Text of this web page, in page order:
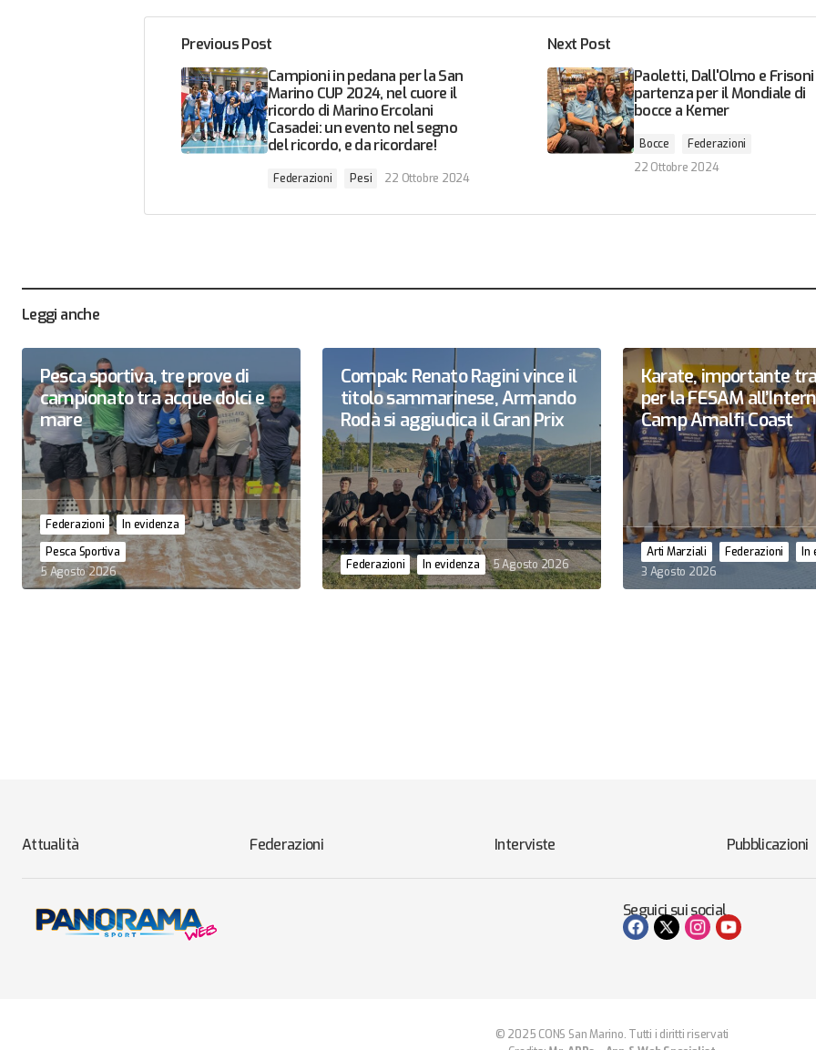
Previous Post
Campioni in pedana per la San
Marino CUP 2024, nel cuore il
ricordo di Marino Ercolani
Casadei: un evento nel segno
del ricordo, e da ricordare!
Federazioni Pesi 22 Ottobre 2024
Next Post
Paoletti, Dall'Olmo e
partenza per il Mondiale di
bocce a Kemer
Bocce
Federazioni
22 Ottobre 2024
Leggi anche
Pesca sportiva, tre prove di
campionato tra acque dolci e
mare
Federazioni
In evidenza
Pesca Sportiva
5 Agosto 2026
Compak: Renato Ragini vince il
titolo sammarinese, Armando
Rodà si aggiudica il Gran Prix
Federazioni In evidenza 5 Agosto 2026
Karate, importante
per la FESAM
Camp Amalfi Coast
Arti Marziali Federazioni
In
3 Agosto 2026
Attualità Federazioni Interviste Pubblicazioni
Seguici sui social
© 2025 CONS San Marino. Tutti i diritti riservati